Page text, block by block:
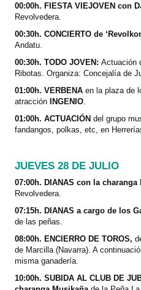
00:00h. FIESTA VIEJOVEN con
Revolvedera.
00:30h. CONCIERTO de
Andatu.
00:30h. TODO JOVEN: Actuación
Ribotas. Organiza: Concejalía de
01:00h. VERBENA en la plaza de
atracción
INGENIO.
01:00h. ACTUACIÓN del grupo
fandangos, polkas, etc, en
JUEVES 28 DE JULIO
07:00h. DIANAS con la charanga
Revolvedera.
07:15h. DIANAS a cargo de los
de las peñas.
08:00h. ENCIERRO DE TOROS,
de Marcilla (Navarra). A
misma ganadería.
10:00h. SUBIDA AL CLUB DE